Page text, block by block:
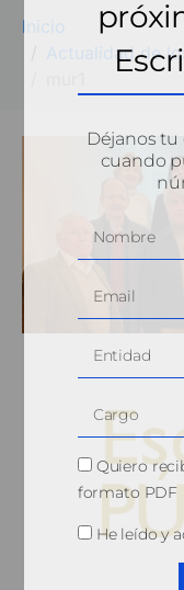
Inicio
Actualidad de
Déjanos tu
cuando
Quiero
formato PDF
He leído y